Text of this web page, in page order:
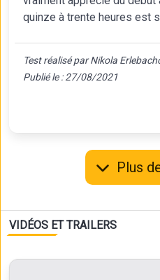
quinze à trente heures est
Test réalisé par Nikola
Publié le : 27/08/2021
Plus
VIDÉOS ET TRAILERS